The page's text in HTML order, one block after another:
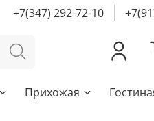
+7(347) 292-72-10
Прихожая